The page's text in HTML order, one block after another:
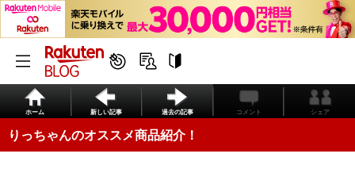
ホーム 新しい記事 過去の記事 コメント シェア
りっちゃんのオススメ商品紹介！